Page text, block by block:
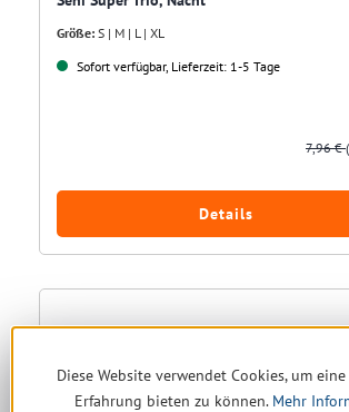
Größe: S | M | L | XL
Sofort verfügbar, Lieferzeit: 1-5 Tage
7,96 €
Details
Diese Website verwendet Cookies, um
Erfahrung bieten zu können. Mehr